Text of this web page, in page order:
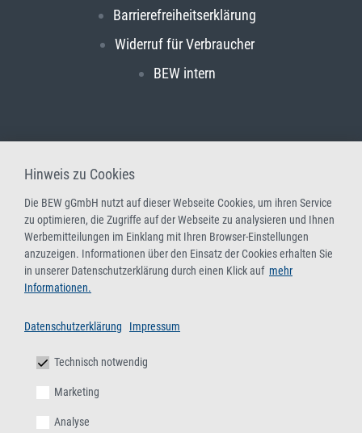
Barrierefreiheitserklärung
Widerruf für Verbraucher
BEW intern
Hinweis zu Cookies
Die BEW gGmbH nutzt auf dieser Webseite Cookies, um ihren Service
zu optimieren, die Zugriffe auf der Webseite zu analysieren und Ihnen
Werbemitteilungen im Einklang mit Ihren Browser-Einstellungen
anzuzeigen. Informationen über den Einsatz der Cookies erhalten Sie
in unserer Datenschutzerklärung durch einen Klick auf mehr
Informationen.
Datenschutzerklärung Impressum
Technisch notwendig
Marketing
Analyse